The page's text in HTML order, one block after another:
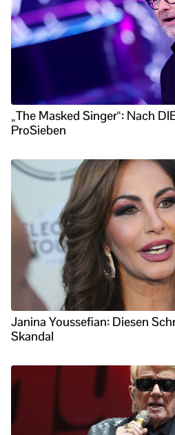
„The Masked Singer“: Nach
ProSieben
Janina Youssefian: Diesen
Skandal